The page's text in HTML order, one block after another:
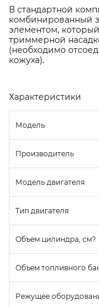
В стандартной
комбинированный
элементом,
триммерной
(необходимо
кожуха).
Характеристики
Модель
Производитель
Модель двигателя
Тип двигателя
Объем цилиндра, см?
Объем топливного
Режущее